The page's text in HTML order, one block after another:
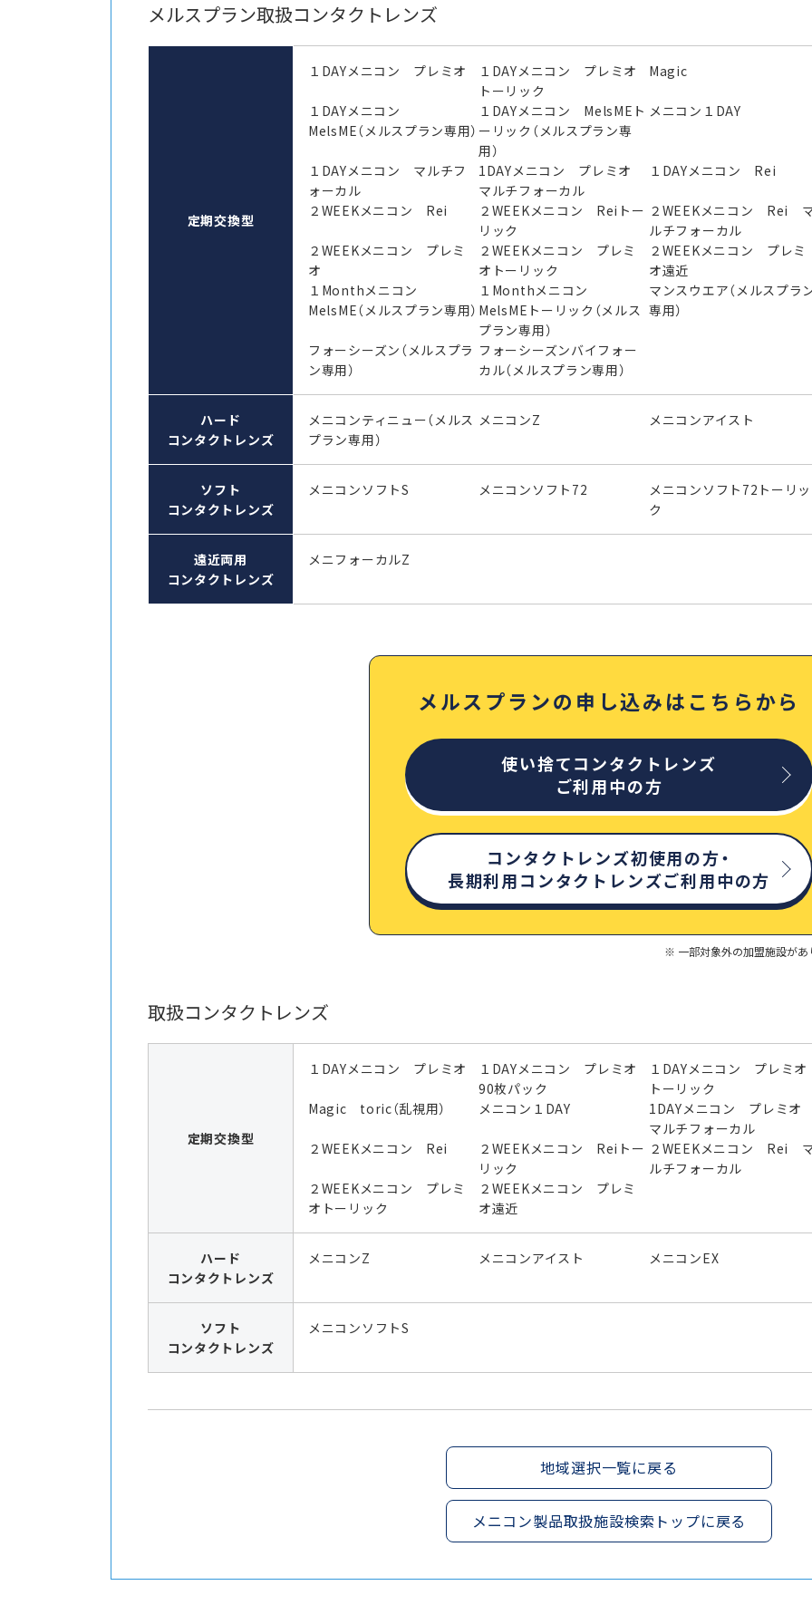
メルスプラン取扱コンタクトレンズ
定期交換型
１DAYメニコン プレミオ
１DAYメニコン プレミオ
トーリック
Magic
１DAYメニコン
MelsME（メルスプラン専用）
１DAYメニコン MelsMEト
ーリック（メルスプラン専
用）
メニコン１DAY
１DAYメニコン マルチフ
ォーカル
1DAYメニコン プレミオ
マルチフォーカル
１DAYメニコン Rei
２WEEKメニコン Rei
２WEEKメニコン Reiトー
リック
２WEEKメニコン Rei
ルチフォーカル
２WEEKメニコン プレミ
オ
２WEEKメニコン プレミ
オトーリック
２WEEKメニコン プレミ
オ遠近
１Monthメニコン
MelsME（メルスプラン専用）
１Monthメニコン
MelsMEトーリック（メルス
プラン専用）
マンスウエア（メルスプラ
専用）
フォーシーズン（メルスプラ
ン専用）
フォーシーズンバイフォー
カル（メルスプラン専用）
ハード
コンタクトレンズ
メニコンティニュー（メルス
プラン専用）
メニコンZ メニコンアイスト
ソフト
コンタクトレンズ
メニコンソフトS メニコンソフト72
メニコンソフト72トーリッ
ク
遠近両用
コンタクトレンズ
メニフォーカルZ
メルスプランの申し込みはこちらから
使い捨てコンタクトレンズ
ご利用中の方
コンタクトレンズ初使用の方・
長期利用コンタクトレンズご利用中の方
一部対象外の加盟施設があ
取扱コンタクトレンズ
定期交換型
１DAYメニコン プレミオ
１DAYメニコン プレミオ
90枚パック
１DAYメニコン プレミオ
トーリック
Magic toric（乱視用） メニコン１DAY
1DAYメニコン プレミオ
マルチフォーカル
２WEEKメニコン Rei
２WEEKメニコン Reiトー
リック
２WEEKメニコン Rei
ルチフォーカル
２WEEKメニコン プレミ
オトーリック
２WEEKメニコン プレミ
オ遠近
ハード
コンタクトレンズ
メニコンZ メニコンアイスト メニコンEX
ソフト
コンタクトレンズ
メニコンソフトS
地域選択一覧に戻る
メニコン製品取扱施設検索トップに戻る